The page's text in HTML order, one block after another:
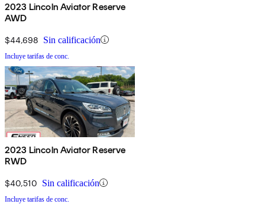
2023 Lincoln Aviator Reserve
AWD
$44,698 Sin calificación
Incluye tarifas de conc.
2023 Lincoln Aviator Reserve
RWD
$40,510 Sin calificación
Incluye tarifas de conc.